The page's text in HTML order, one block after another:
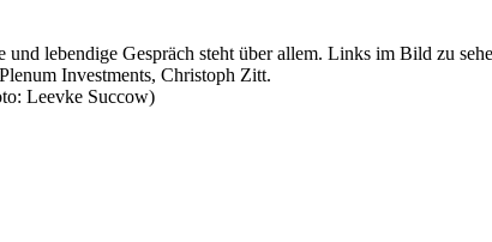
lebendige Gespräch steht über allem. Links im Bild zu
Investments, Christoph Zitt.
Leevke Succow)